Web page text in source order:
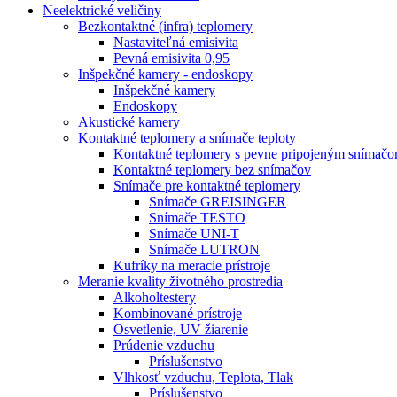
Neelektrické veličiny
Bezkontaktné (infra) teplomery
Nastaviteľná emisivita
Pevná emisivita 0,95
Inšpekčné kamery - endoskopy
Inšpekčné kamery
Endoskopy
Akustické kamery
Kontaktné teplomery a snímače teploty
Kontaktné teplomery s pevne pripojeným
Kontaktné teplomery bez snímačov
Snímače pre kontaktné teplomery
Snímače GREISINGER
Snímače TESTO
Snímače UNI-T
Snímače LUTRON
Kufríky na meracie prístroje
Meranie kvality životného prostredia
Alkoholtestery
Kombinované prístroje
Osvetlenie, UV žiarenie
Prúdenie vzduchu
Príslušenstvo
Vlhkosť vzduchu, Teplota, Tlak
Príslušenstvo